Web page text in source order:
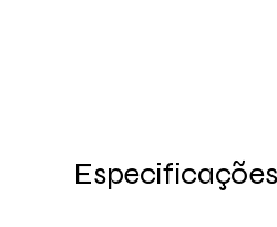
Especificações